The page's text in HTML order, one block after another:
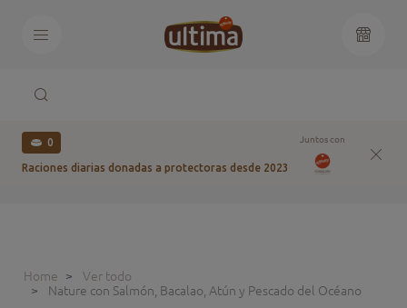
0
Raciones diarias donadas a protectoras desde 2023
Juntos con
Home
Ver todo
Nature con Salmón, Bacalao, Atún y Pescado del Océano